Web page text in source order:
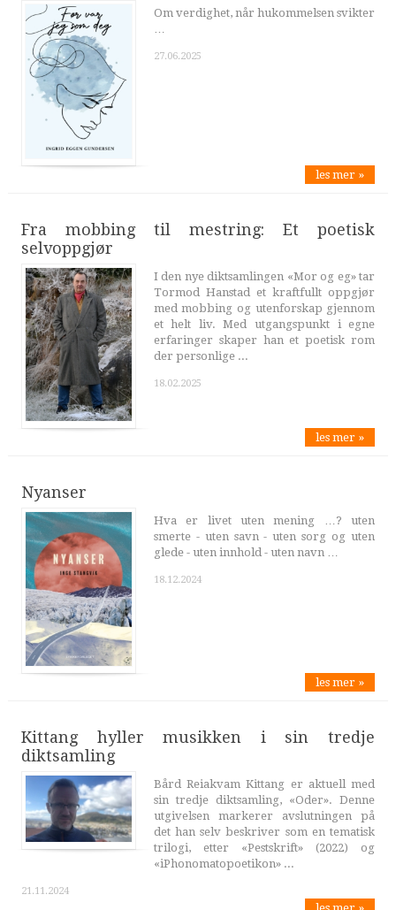
Om verdighet, når hukommelsen svikter
…
27.06.2025
les mer »
Fra mobbing til mestring: Et poetisk
selvoppgjør
I den nye diktsamlingen «Mor og eg» tar
Tormod Hanstad et kraftfullt oppgjør
med mobbing og utenforskap gjennom
et helt liv. Med utgangspunkt i egne
erfaringer skaper han et poetisk rom
der personlige ...
18.02.2025
les mer »
Nyanser
Hva er livet uten mening …? uten
smerte - uten savn - uten sorg og uten
glede - uten innhold - uten navn …
18.12.2024
les mer »
Kittang hyller musikken i sin tredje
diktsamling
Bård Reiakvam Kittang er aktuell med
sin tredje diktsamling, «Oder». Denne
utgivelsen markerer avslutningen på
det han selv beskriver som en tematisk
trilogi, etter «Pestskrift» (2022) og
«iPhonomatopoetikon» ...
21.11.2024